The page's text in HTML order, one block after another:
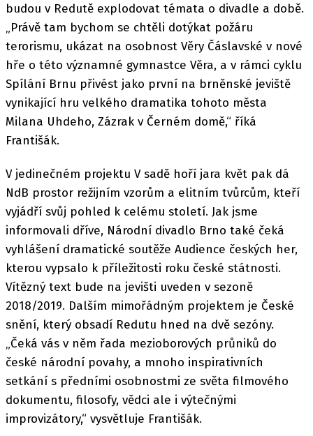
budou v Redutě explodovat témata o divadle a době.
„Právě tam bychom se chtěli dotýkat požáru
terorismu, ukázat na osobnost Věry Čáslavské v nové
hře o této významné gymnastce Věra, a v rámci cyklu
Spílání Brnu přivést jako první na brněnské jeviště
vynikající hru velkého dramatika tohoto města
Milana Uhdeho, Zázrak v Černém domě,“ říká
Františák.
V jedinečném projektu V sadě hoří jara květ pak dá
NdB prostor režijním vzorům a elitním tvůrcům, kteří
vyjádří svůj pohled k celému století. Jak jsme
informovali dříve, Národní divadlo Brno také čeká
vyhlášení dramatické soutěže Audience českých her,
kterou vypsalo k příležitosti roku české státnosti.
Vítězný text bude na jevišti uveden v sezoně
2018/2019. Dalším mimořádným projektem je České
snění, který obsadí Redutu hned na dvě sezóny.
„Čeká vás v něm řada mezioborových průniků do
české národní povahy, a mnoho inspirativních
setkání s předními osobnostmi ze světa filmového
dokumentu, filosofy, vědci ale i výtečnými
improvizátory,“ vysvětluje Františák.